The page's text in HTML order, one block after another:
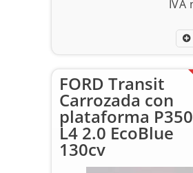
FORD Transit
Carrozada con
plataforma P350
L4 2.0 EcoBlue
130cv